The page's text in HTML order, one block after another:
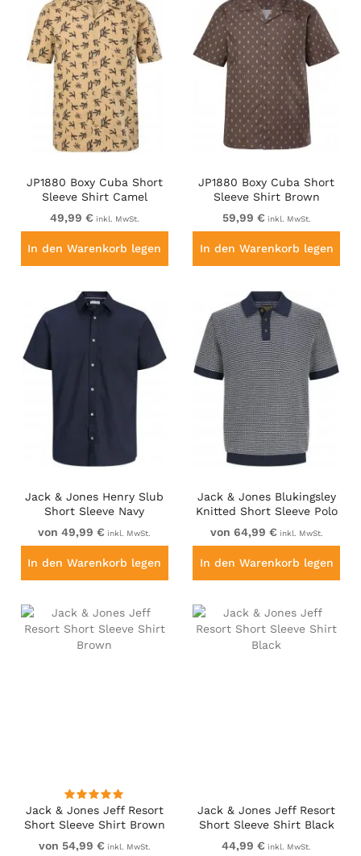
JP1880 Boxy Cuba Short
Sleeve Shirt Camel
49,99 € inkl. MwSt.
In den Warenkorb legen
JP1880 Boxy Cuba Short
Sleeve Shirt Brown
59,99 € inkl. MwSt.
In den Warenkorb legen
Jack & Jones Henry Slub
Short Sleeve Navy
von 49,99 € inkl. MwSt.
In den Warenkorb legen
Jack & Jones Blukingsley
Knitted Short Sleeve Polo
Navy
von 64,99 € inkl. MwSt.
In den Warenkorb legen
Jack & Jones Jeff Resort
Short Sleeve Shirt Brown
von 54,99 € inkl. MwSt.
Jack & Jones Jeff Resort
Short Sleeve Shirt Black
44,99 € inkl. MwSt.